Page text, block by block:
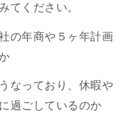
てください。
の年商や５ヶ年計画
なっており、休暇や
過ごしているのか